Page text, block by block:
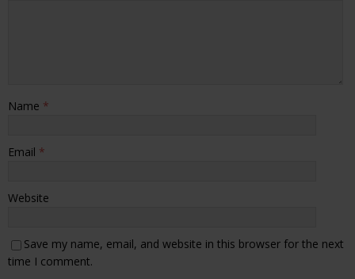
Name *
Email *
Website
Save my name, email, and website in this browser for the next
time I comment.